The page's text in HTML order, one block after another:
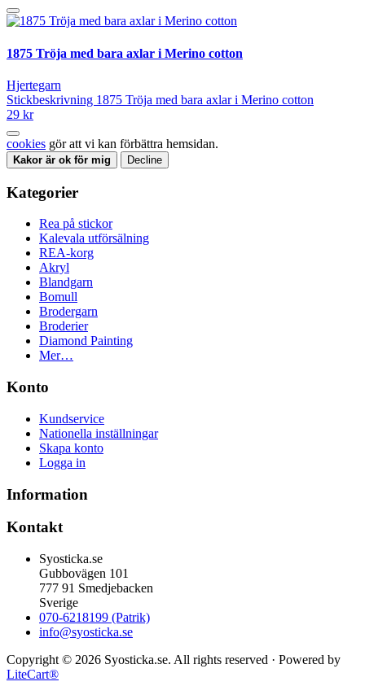
1875 Tröja med bara axlar i Merino cotton
Hjertegarn
Stickbeskrivning 1875 Tröja med bara axlar i Merino cotton
29 kr
cookies gör att vi kan förbättra hemsidan.
Kakor är ok för mig Decline
Kategorier
Rea på stickor
Kalevala utförsälning
REA-korg
Akryl
Blandgarn
Bomull
Brodergarn
Broderier
Diamond Painting
Mer…
Konto
Kundservice
Nationella inställningar
Skapa konto
Logga in
Information
Kontakt
Syosticka.se
Gubbovägen 101
777 91 Smedjebacken
Sverige
070-6218199 (Patrik)
info@syosticka.se
Copyright © 2026 Syosticka.se. All rights reserved · Powered by
LiteCart®